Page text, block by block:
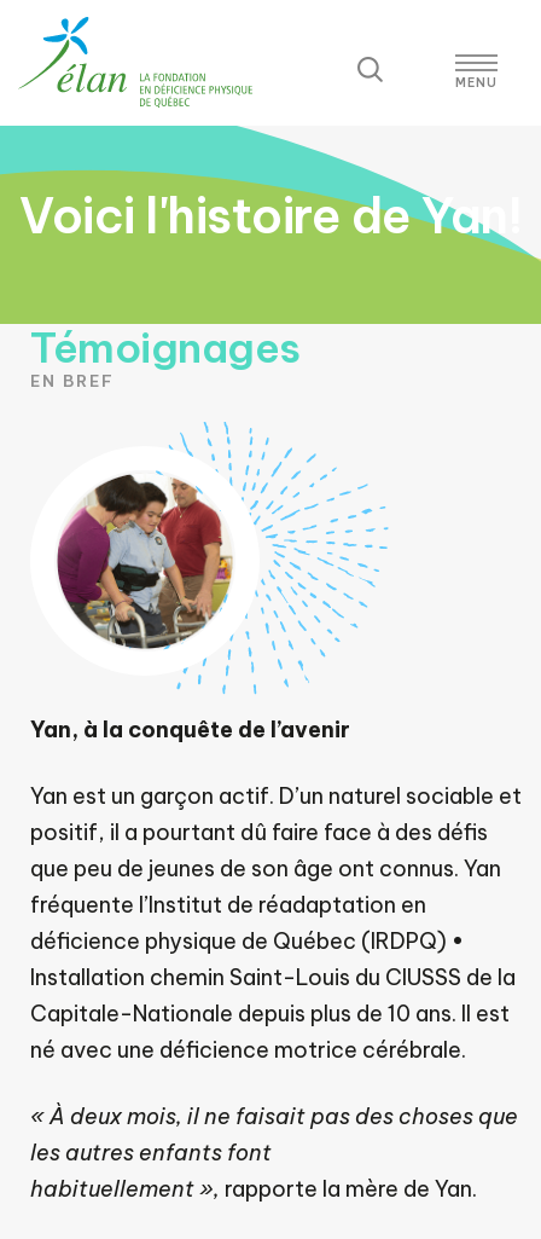
Voici l'histoire de Yan!
Témoignages
EN BREF
Yan, à la conquête de l’avenir
Yan est un garçon actif. D’un naturel sociable et
positif, il a pourtant dû faire face à des défis
que peu de jeunes de son âge ont connus. Yan
fréquente l’Institut de réadaptation en
déficience physique de Québec (IRDPQ) •
Installation chemin Saint-Louis du CIUSSS de la
Capitale-Nationale depuis plus de 10 ans. Il est
né avec une déficience motrice cérébrale.
« À deux mois, il ne faisait pas des choses que
les autres enfants font
habituellement », rapporte la mère de Yan.